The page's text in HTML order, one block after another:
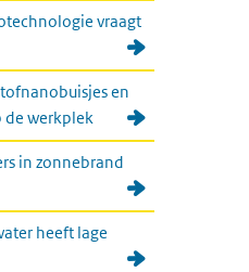
vraagt
en
de werkplek
in zonnebrand
heeft lage